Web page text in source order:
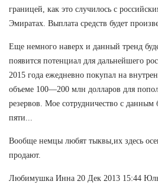
границей, как это случилось с
Эмиратах. Выплата средств будет
Еще немного наверх и данный тренд
появится потенциал для дальнейшего
2015 года ежедневно покупал на
объеме 100—200 млн долларов для
резервов. Мое сотрудничество с
пяти...
Вообще немцы любят тыквы,их здесь
продают.
Любимушка Инна 20 Дек 2013 15:44